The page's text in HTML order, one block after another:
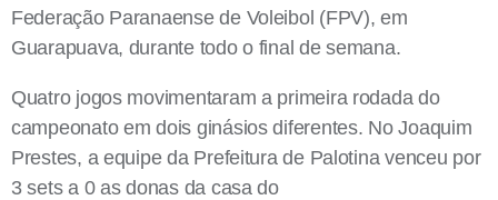
Federação Paranaense de Voleibol (FPV), em
Guarapuava, durante todo o final de semana.
Quatro jogos movimentaram a primeira rodada do
campeonato em dois ginásios diferentes. No Joaquim
Prestes, a equipe da Prefeitura de Palotina venceu por
3 sets a 0 as donas da casa do